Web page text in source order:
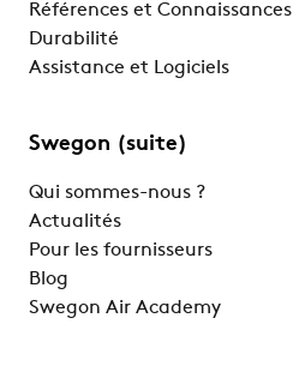
Références et Connaissances
Durabilité
Assistance et Logiciels
Swegon (suite)
Qui sommes-nous ?
Actualités
Pour les fournisseurs
Blog
Swegon Air Academy